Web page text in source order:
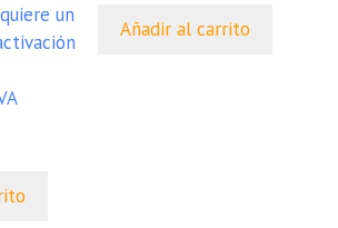
un
Añadir al carrito